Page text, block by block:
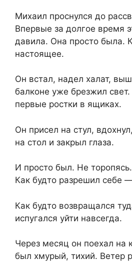
Михаил проснулся до
Впервые за долгое время
давила. Она просто была.
настоящее.
Он встал, надел халат,
балконе уже брезжил
первые ростки в ящиках.
Он присел на стул,
на стол и закрыл глаза.
И просто был. Не
Как будто разрешил себе
Как будто возвращался
испугался уйти навсегда.
Через месяц он поехал на
был хмурый, тихий. Ветер